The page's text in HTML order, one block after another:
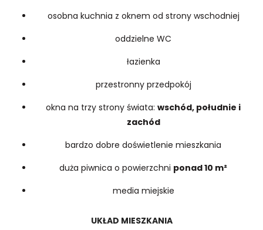
osobna kuchnia z oknem od strony wschodniej
oddzielne WC
łazienka
przestronny przedpokój
okna na trzy strony świata: wschód, południe i
zachód
bardzo dobre doświetlenie mieszkania
duża piwnica o powierzchni ponad 10 m²
media miejskie
UKŁAD MIESZKANIA